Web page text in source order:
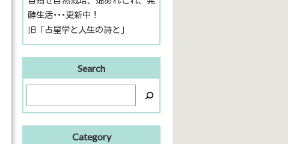
酵生活･･･更新中！
旧「占星学と人生の詩と」
Search
Category